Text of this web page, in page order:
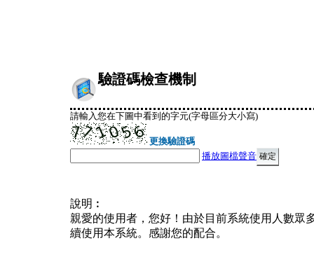
驗證碼檢查機制
請輸入您在下圖中看到的字元(字母區分大小寫)
更換驗證碼
播放圖檔聲音
說明︰
親愛的使用者，您好！由於目前系統使用人數眾
續使用本系統。感謝您的配合。